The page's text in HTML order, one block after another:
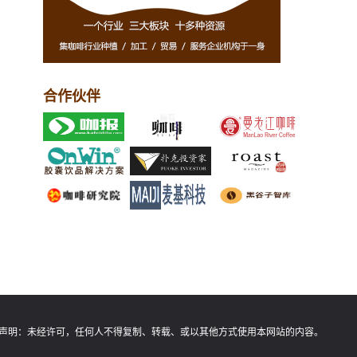
合作伙伴
明： 未经许可，任何人不得复制、转载、或以其他方式使用本网站的内容。